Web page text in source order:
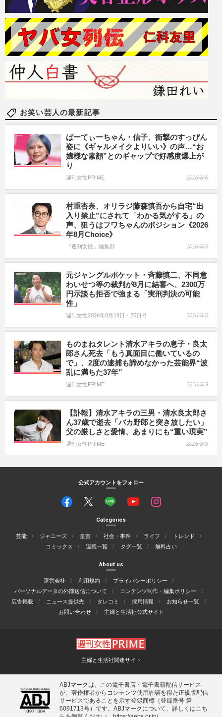
お笑い芸人の最新記事
ぱーてぃーちゃん・信子、衝撃のすっぴん
姿に《ギャルメイクよりいい》の声…“お
嬢様な素顔”とのギャップで好感度爆上が
り
週刊女性PRIME 2026/8/6
村重杏奈、オリラジ藤森慎吾から自宅“出
入り禁止”にされて「わかる気がする」の
声、狙うはフワちゃんのポジション《2026
年8月Choice》
『週刊女性』編集部 2026/8/5
元ジャングルポケット・斉藤慎二、不同意
わいせつ等の裁判が8月に結審へ、2300万
円示談も拒否で強まる「実刑判決の可能
性」
週刊女性2026年8月18日・25日号 2026/8/5
ものまねタレント清水アキラの息子・良太
郎さん死去「もう真面目に働いているの
で」、2度の逮捕も諦めなかった芸能界“波
乱に満ちた37年”
週刊女性PRIME 2026/8/3
【訃報】清水アキラの三男・清水良太郎さ
ん37歳で逝去「バカ野郎と突き放したい」
父の厳しさと愛情、あまりにも“重い現実”
週刊女性PRIME 2026/8/3
公式アカウントをフォロー
Categories
芸能 ジャニーズ 皇室 社会・事件 ライフ
トレンド
コミックス
連載一覧 タグ一覧 無料占い
About us
運営会社 利用規約
プライバシーポリシー
パーソナルデータの外部送信について
コンテンツ制作・編集ポリシー
広告掲載
ニュース提供先 タレコミ 採用情報
お知らせ一覧
お問い合わせ
主婦と生活社公式サイト
主婦と生活社関連サイト
ABJマークは、この電子書店・電子書籍配信サービス
が、著作権者からコンテンツ使用許諾を得た正規版配信
サービスであることを示す登録商標（登録番号 第
6091713号）です。ABJマークについて、詳しくはこち